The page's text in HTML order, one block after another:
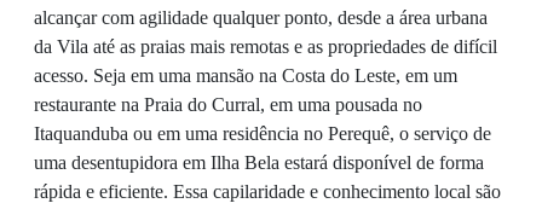
alcançar com agilidade qualquer ponto, desde a área urbana
da Vila até as praias mais remotas e as propriedades de difícil
acesso. Seja em uma mansão na Costa do Leste, em um
restaurante na Praia do Curral, em uma pousada no
Itaquanduba ou em uma residência no Perequê, o serviço de
uma desentupidora em Ilha Bela estará disponível de forma
rápida e eficiente. Essa capilaridade e conhecimento local são